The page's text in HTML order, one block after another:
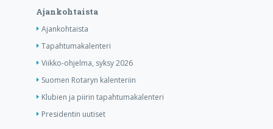
Ajankohtaista
Ajankohtaista
Tapahtumakalenteri
Viikko-ohjelma, syksy 2026
Suomen Rotaryn kalenteriin
Klubien ja piirin tapahtumakalenteri
Presidentin uutiset